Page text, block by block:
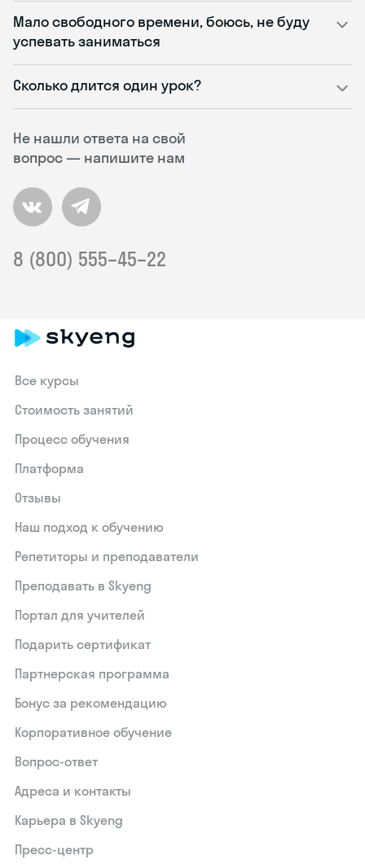
Не нашли ответа на свой
вопрос — напишите нам
8 (800) 555–45–22
Мало свободного времени, боюсь, не буду
успевать заниматься
Сколько длится один урок?
Все курсы
Стоимость занятий
Процесс обучения
Платформа
Отзывы
Наш подход к обучению
Репетиторы и преподаватели
Преподавать в Skyeng
Портал для учителей
Подарить сертификат
Партнерская программа
Бонус за рекомендацию
Корпоративное обучение
Вопрос-ответ
Адреса и контакты
Карьера в Skyeng
Пресс-центр